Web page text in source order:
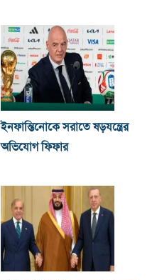
ইনফান্তিনোকে সরাতে ষড়যন্ত্রের
অভিযোগ ফিফার